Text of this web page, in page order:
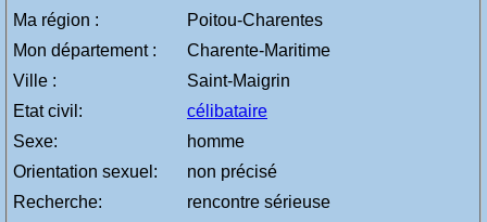
Ma région :
Poitou-Charentes
Mon département :
Charente-Maritime
Ville :
Saint-Maigrin
Etat civil:
célibataire
Sexe:
homme
Orientation sexuel:
non précisé
Recherche:
rencontre sérieuse